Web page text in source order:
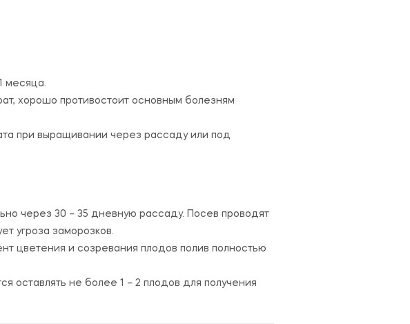
месяца.
хорошо противостоит основным болезням
при выращивании через рассаду или под
через 30 – 35 дневную рассаду. Посев проводят
угроза заморозков.
цветения и созревания плодов полив полностью
оставлять не более 1 – 2 плодов для получения